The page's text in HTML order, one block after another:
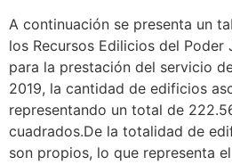
A continuación se presenta un
los Recursos Edilicios del
para la prestación del servicio
2019, la cantidad de edificios
representando un total de
cuadrados.De la totalidad de
son propios, lo que representa